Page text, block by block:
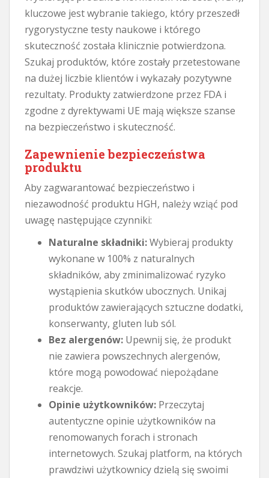
kluczowe jest wybranie takiego, który przeszedł
rygorystyczne testy naukowe i którego
skuteczność została klinicznie potwierdzona.
Szukaj produktów, które zostały przetestowane
na dużej liczbie klientów i wykazały pozytywne
rezultaty. Produkty zatwierdzone przez FDA i
zgodne z dyrektywami UE mają większe szanse
na bezpieczeństwo i skuteczność.
Zapewnienie bezpieczeństwa
produktu
Aby zagwarantować bezpieczeństwo i
niezawodność produktu HGH, należy wziąć pod
uwagę następujące czynniki:
Naturalne składniki:Wybieraj produkty
wykonane w 100% z naturalnych
składników, aby zminimalizować ryzyko
wystąpienia skutków ubocznych. Unikaj
produktów zawierających sztuczne dodatki,
konserwanty, gluten lub sól.
Bez alergenów: Upewnij się, że produkt
nie zawiera powszechnych alergenów,
które mogą powodować niepożądane
reakcje.
Opinie użytkowników: Przeczytaj
autentyczne opinie użytkowników na
renomowanych forach i stronach
internetowych. Szukaj platform, na których
prawdziwi użytkownicy dzielą się swoimi